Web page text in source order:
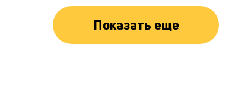
Показать еще